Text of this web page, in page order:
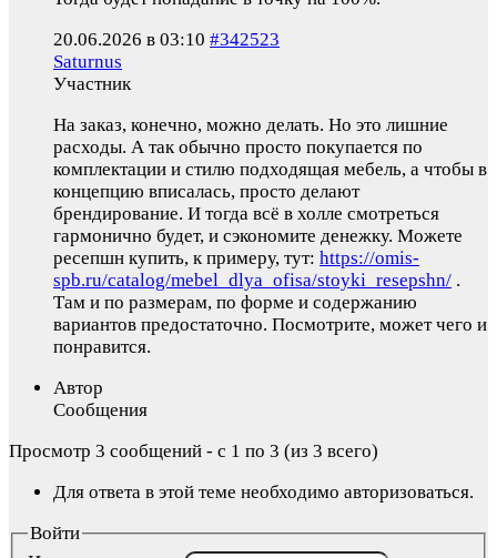
20.06.2026 в 03:10 #342523
Saturnus
Участник
На заказ, конечно, можно делать. Но это лишние
расходы. А так обычно просто покупается по
комплектации и стилю подходящая мебель, а чтобы в
концепцию вписалась, просто делают
брендирование. И тогда всё в холле смотреться
гармонично будет, и сэкономите денежку. Можете
ресепшн купить, к примеру, тут: https://omis-
spb.ru/catalog/mebel_dlya_ofisa/stoyki_resepshn/ .
Там и по размерам, по форме и содержанию
вариантов предостаточно. Посмотрите, может чего и
понравится.
Автор
Сообщения
Просмотр 3 сообщений - с 1 по 3 (из 3 всего)
Для ответа в этой теме необходимо авторизоваться.
Войти